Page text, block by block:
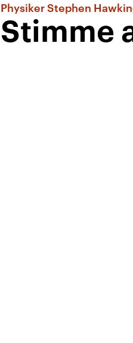
Physiker Stephen
Stimme